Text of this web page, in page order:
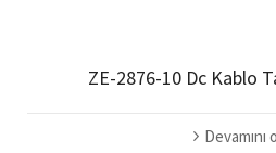
ZE-2876-10 Dc Kablo
Devamını